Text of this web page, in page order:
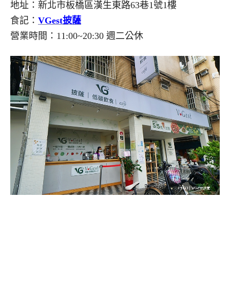
地址：新北市板橋區漢生東路63巷1號1樓
食記： VGest披薩
營業時間：11:00~20:30 週二公休